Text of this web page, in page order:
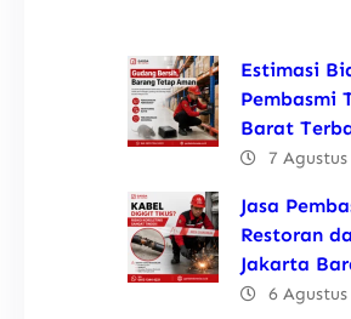
Estimasi
Pembasmi
Barat
7 Agustus
Jasa
Restoran
Jakarta
6 Agustus